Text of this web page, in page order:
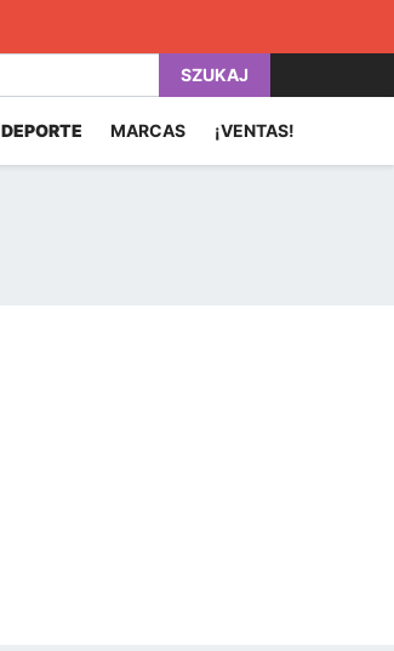
SZUKAJ
DEPORTE MARCAS ¡VENTAS!